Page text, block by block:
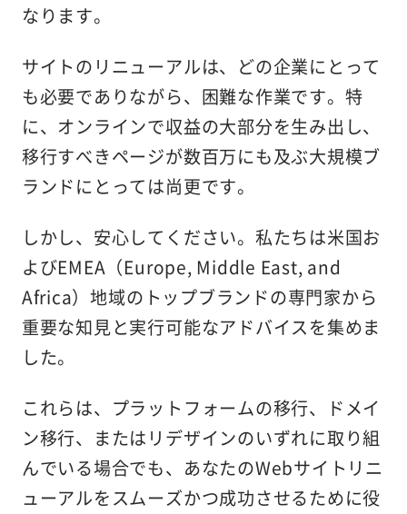
なります。
サイトのリニューアルは、どの企業にとって
も必要でありながら、困難な作業です。特
に、オンラインで収益の大部分を生み出し、
移行すべきページが数百万にも及ぶ大規模ブ
ランドにとっては尚更です。
しかし、安心してください。私たちは米国お
よびEMEA（Europe, Middle East, and
Africa）地域のトップブランドの専門家から
重要な知見と実行可能なアドバイスを集めま
した。
これらは、プラットフォームの移行、ドメイ
ン移行、またはリデザインのいずれに取り組
んでいる場合でも、あなたのWebサイトリニ
ューアルをスムーズかつ成功させるために役